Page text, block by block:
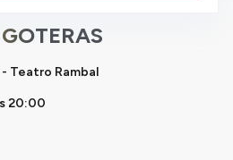
Teatro Rambal
20:00